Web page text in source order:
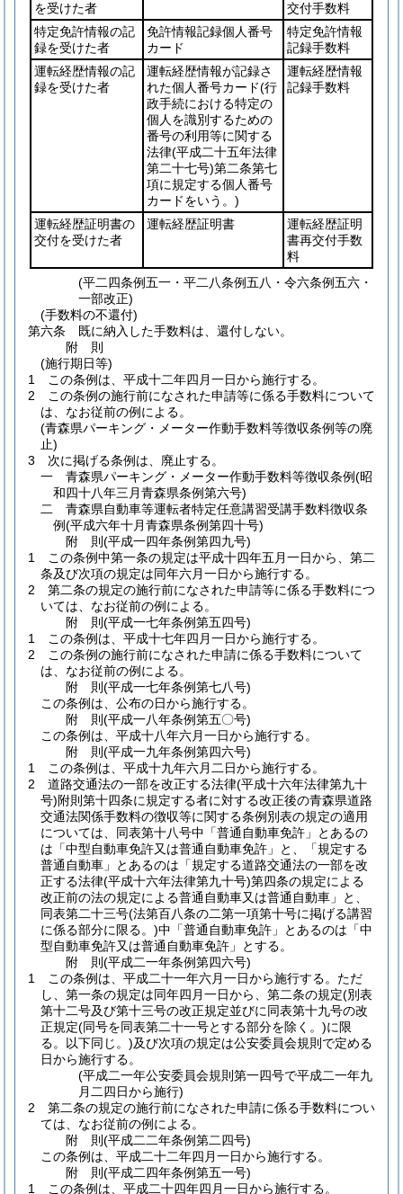
を受けた者
交付手数料
特定免許情報の記
録を受けた者
免許情報記録個人番号
カード
特定免許情報
記録手数料
運転経歴情報の記
録を受けた者
運転経歴情報が記録さ
れた個人番号カード(行
政手続における特定の
個人を識別するための
番号の利用等に関する
法律(平成二十五年法律
第二十七号)第二条第七
項に規定する個人番号
カードをいう。)
運転経歴情報
記録手数料
運転経歴証明書の
交付を受けた者
運転経歴証明書
運転経歴証明
書再交付手数
料
(平二四条例五一・平二八条例五八・令六条例五六・
一部改正)
(手数料の不還付)
第六条
既に納入した手数料は、還付しない。
附 則
(施行期日等)
1
この条例は、平成十二年四月一日から施行する。
2
この条例の施行前になされた申請等に係る手数料について
は、なお従前の例による。
(青森県パーキング・メーター作動手数料等徴収条例等の廃
止)
3
次に掲げる条例は、廃止する。
一
青森県パーキング・メーター作動手数料等徴収条例(昭
和四十八年三月青森県条例第六号)
二
青森県自動車等運転者特定任意講習受講手数料徴収条
例(平成六年十月青森県条例第四十号)
附 則(平成一四年条例第四九号)
1
この条例中第一条の規定は平成十四年五月一日から、第二
条及び次項の規定は同年六月一日から施行する。
2
第二条の規定の施行前になされた申請等に係る手数料につ
いては、なお従前の例による。
附 則(平成一七年条例第五四号)
1
この条例は、平成十七年四月一日から施行する。
2
この条例の施行前になされた申請に係る手数料について
は、なお従前の例による。
附 則(平成一七年条例第七八号)
この条例は、公布の日から施行する。
附 則(平成一八年条例第五〇号)
この条例は、平成十八年六月一日から施行する。
附 則(平成一九年条例第四六号)
1
この条例は、平成十九年六月二日から施行する。
2
道路交通法の一部を改正する法律(平成十六年法律第九十
号)附則第十四条に規定する者に対する改正後の青森県道路
交通法関係手数料の徴収等に関する条例別表の規定の適用
については、同表第十八号中「普通自動車免許」とあるの
は「中型自動車免許又は普通自動車免許」と、「規定する
普通自動車」とあるのは「規定する道路交通法の一部を改
正する法律(平成十六年法律第九十号)第四条の規定による
改正前の法の規定による普通自動車又は普通自動車」と、
同表第二十三号(法第百八条の二第一項第十号に掲げる講習
に係る部分に限る。)中「普通自動車免許」とあるのは「中
型自動車免許又は普通自動車免許」とする。
附 則(平成二一年条例第四六号)
1
この条例は、平成二十一年六月一日から施行する。 ただ
し、第一条の規定は同年四月一日から、第二条の規定(別表
第十二号及び第十三号の改正規定並びに同表第十九号の改
正規定(同号を同表第二十一号とする部分を除く。)に限
る。以下同じ。)及び次項の規定は公安委員会規則で定める
日から施行する。
(平成二一年公安委員会規則第一四号で平成二一年九
月二四日から施行)
2
第二条の規定の施行前になされた申請に係る手数料につい
ては、なお従前の例による。
附 則(平成二二年条例第二四号)
この条例は、平成二十二年四月一日から施行する。
附 則(平成二四年条例第五一号)
1
この条例は、平成二十四年四月一日から施行する。